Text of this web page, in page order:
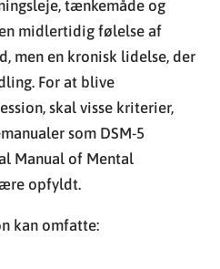
som DSM-5
Manual of Mental
opfyldt.
kan omfatte:
angst eller en tom følelse